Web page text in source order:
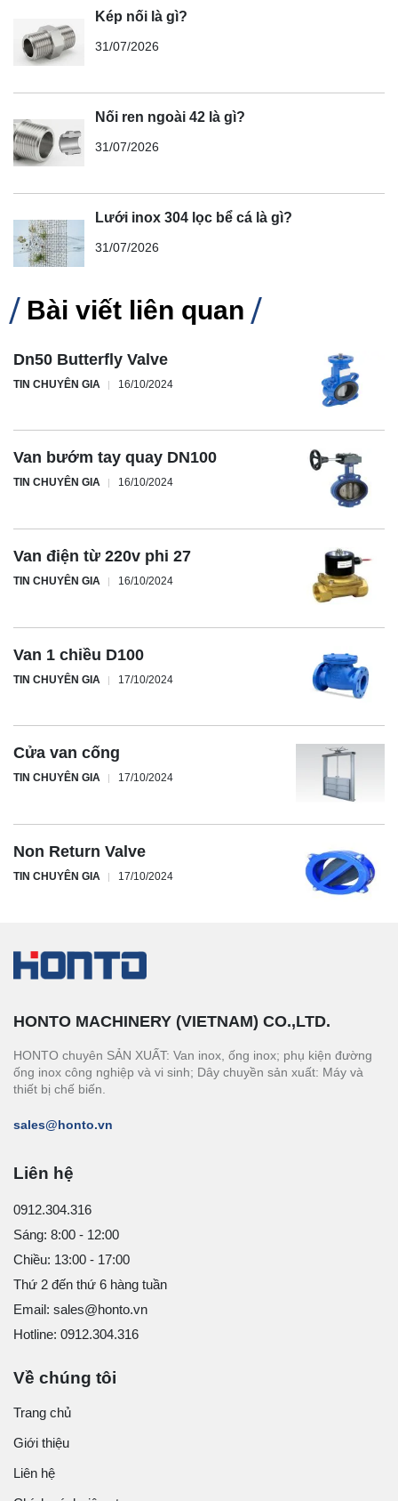
Kép nối là gì?
31/07/2026
Nối ren ngoài 42 là gì?
31/07/2026
Lưới inox 304 lọc bể cá là gì?
31/07/2026
Bài viết liên quan
Dn50 Butterfly Valve
TIN CHUYÊN GIA 16/10/2024
Van bướm tay quay DN100
TIN CHUYÊN GIA 16/10/2024
Van điện từ 220v phi 27
TIN CHUYÊN GIA 16/10/2024
Van 1 chiều D100
TIN CHUYÊN GIA 17/10/2024
Cửa van cống
TIN CHUYÊN GIA 17/10/2024
Non Return Valve
TIN CHUYÊN GIA 17/10/2024
HONTO MACHINERY (VIETNAM) CO.,LTD.
HONTO chuyên SẢN XUẤT: Van inox, ống inox; phụ kiện đường
ống inox công nghiệp và vi sinh; Dây chuyền sản xuất: Máy và
thiết bị chế biến.
sales@honto.vn
Liên hệ
0912.304.316
Sáng: 8:00 - 12:00
Chiều: 13:00 - 17:00
Thứ 2 đến thứ 6 hàng tuần
Email: sales@honto.vn
Hotline: 0912.304.316
Về chúng tôi
Trang chủ
Giới thiệu
Liên hệ